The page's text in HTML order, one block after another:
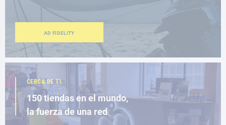
AD FIDELITY
CERCA DE TI
150 tiendas en el mundo,
la fuerza de una red